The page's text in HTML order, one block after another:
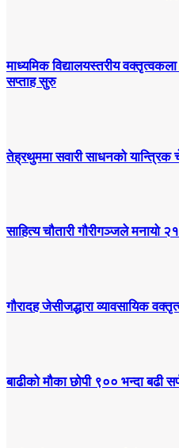
माध्यमिक विद्यालयस्तरीय
सप्ताह सुरु
तेह्रथुममा सवारी साधनको
साहित्य चौतारी गौरीगञ्जले मनायो
गौरादह जेसीजद्धारा व्यावसायिक
बाढीको मौका छोपी ९०० भन्दा बढी